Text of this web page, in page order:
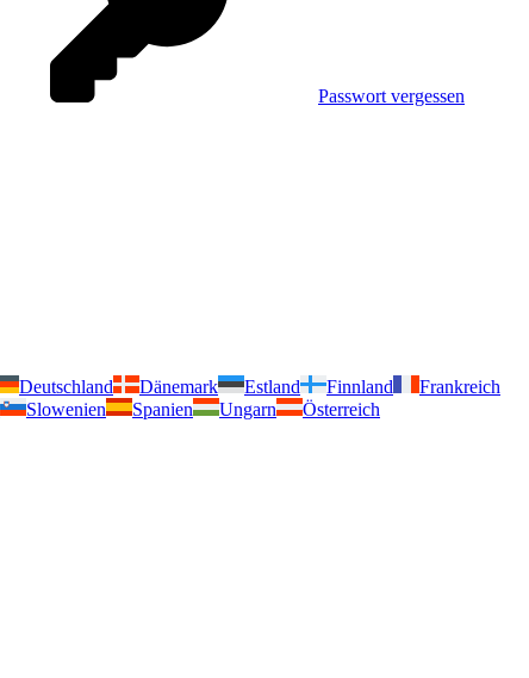
Passwort vergessen
Deutschland Dänemark Estland Finnland
Frankreich
Slowenien Spanien Ungarn Österreich